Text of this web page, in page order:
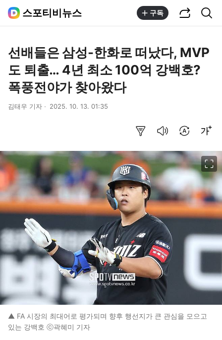
스포티비뉴스 구독
선배들은 삼성-한화로 떠났다, MVP
도 퇴출… 4년 최소 100억 강백호?
폭풍전야가 찾아왔다
김태우 기자 2025. 10. 13. 01:35
▲ FA 시장의 최대어로 평가되며 향후 행선지가 큰 관심을 모으고
있는 강백호 ⓒ곽혜미 기자